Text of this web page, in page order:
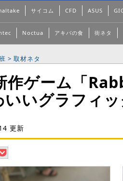
サイコム CFD ASUS
Noctua アキバの食 街ネタ
> 取材ネタ
作ゲーム「
いいグラフィ
更新